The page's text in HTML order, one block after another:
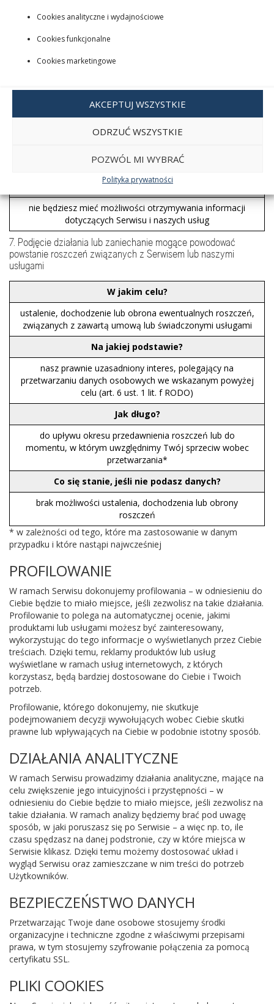
Cookies analityczne i wydajnościowe
Cookies funkcjonalne
Cookies marketingowe
AKCEPTUJ WSZYSTKIE
ODRZUĆ WSZYSTKIE
POZWÓL MI WYBRAĆ
Polityka prywatności
1 lit. b RODO)
Jak długo?
ponadto, Twoje dane będą przetwarzane do upływu
okresu, w którym możliwe jest dochodzenie roszczeń –
(więcej informacji na ten temat znajdziesz w ostatniej tabeli
tej sekcji)
Co się stanie, jeśli nie podasz danych?
nie będziesz mieć możliwości otrzymywania informacji
dotyczących Serwisu i naszych usług
7. Podjęcie działania lub zaniechanie mogące powodować
powstanie roszczeń związanych z Serwisem lub naszymi
usługami
W jakim celu?
ustalenie, dochodzenie lub obrona ewentualnych roszczeń,
związanych z zawartą umową lub świadczonymi usługami
Na jakiej podstawie?
nasz prawnie uzasadniony interes, polegający na
przetwarzaniu danych osobowych we wskazanym powyżej
celu (art. 6 ust. 1 lit. f RODO)
Jak długo?
do upływu okresu przedawnienia roszczeń lub do
momentu, w którym uwzględnimy Twój sprzeciw wobec
przetwarzania*
Co się stanie, jeśli nie podasz danych?
brak możliwości ustalenia, dochodzenia lub obrony
roszczeń
* w zależności od tego, które ma zastosowanie w danym
przypadku i które nastąpi najwcześniej
PROFILOWANIE
W ramach Serwisu dokonujemy profilowania – w odniesieniu do
Ciebie będzie to miało miejsce, jeśli zezwolisz na takie działania.
Profilowanie to polega na automatycznej ocenie, jakimi
produktami lub usługami możesz być zainteresowany,
wykorzystując do tego informacje o wyświetlanych przez Ciebie
treściach. Dzięki temu, reklamy produktów lub usług
wyświetlane w ramach usług internetowych, z których
korzystasz, będą bardziej dostosowane do Ciebie i Twoich
potrzeb.
Profilowanie, którego dokonujemy, nie skutkuje
podejmowaniem decyzji wywołujących wobec Ciebie skutki
prawne lub wpływających na Ciebie w podobnie istotny sposób.
DZIAŁANIA ANALITYCZNE
W ramach Serwisu prowadzimy działania analityczne, mające na
celu zwiększenie jego intuicyjności i przystępności – w
odniesieniu do Ciebie będzie to miało miejsce, jeśli zezwolisz na
takie działania. W ramach analizy będziemy brać pod uwagę
sposób, w jaki poruszasz się po Serwisie – a więc np. to, ile
czasu spędzasz na danej podstronie, czy w które miejsca w
Serwisie klikasz. Dzięki temu możemy dostosować układ i
wygląd Serwisu oraz zamieszczane w nim treści do potrzeb
Użytkowników.
BEZPIECZEŃSTWO DANYCH
Przetwarzając Twoje dane osobowe stosujemy środki
organizacyjne i techniczne zgodne z właściwymi przepisami
prawa, w tym stosujemy szyfrowanie połączenia za pomocą
certyfikatu SSL.
PLIKI COOKIES